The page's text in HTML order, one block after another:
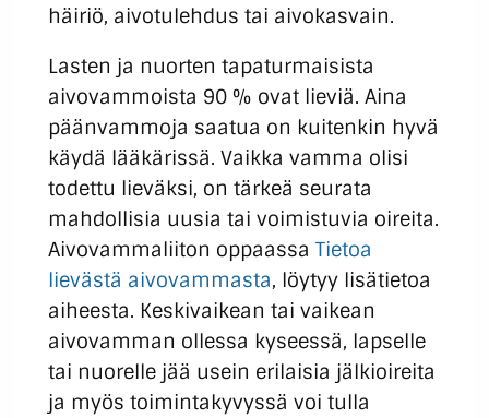
häiriö, aivotulehdus tai aivokasvain.
Lasten ja nuorten tapaturmaisista
aivovammoista 90 % ovat lieviä. Aina
päänvammoja saatua on kuitenkin hyvä
käydä lääkärissä. Vaikka vamma olisi
todettu lieväksi, on tärkeä seurata
mahdollisia uusia tai voimistuvia oireita.
Aivovammaliiton oppaassa Tietoa
lievästä aivovammasta, löytyy lisätietoa
aiheesta. Keskivaikean tai vaikean
aivovamman ollessa kyseessä, lapselle
tai nuorelle jää usein erilaisia jälkioireita
ja myös toimintakyvyssä voi tulla